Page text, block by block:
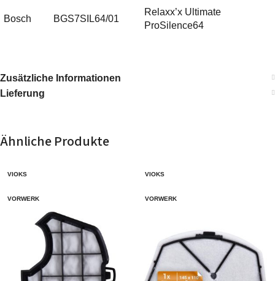
Bosch BGS7SIL64/01
Relaxx’x Ultimate
ProSilence64
Bosch
Relaxx’x Ultimate
BGS7SILALL/01
Relaxx’x Ultimate
ProSilence64
Zusätzliche Informationen
Lieferung
Ähnliche Produkte
VIOKS
VORWERK
VIOKS
VORWERK